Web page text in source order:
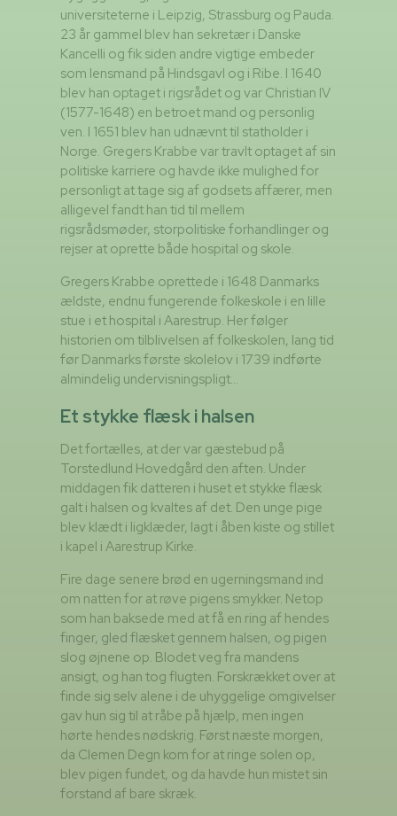
universiteterne i Leipzig, Strassburg og Pauda.
23 år gammel blev han sekretær i Danske
Kancelli og fik siden andre vigtige embeder
som lensmand på Hindsgavl og i Ribe. I 1640
blev han optaget i rigsrådet og var Christian IV
(1577-1648) en betroet mand og personlig
ven. I 1651 blev han udnævnt til statholder i
Norge. Gregers Krabbe var travlt optaget af sin
politiske karriere og havde ikke mulighed for
personligt at tage sig af godsets affærer, men
alligevel fandt han tid til mellem
rigsrådsmøder, storpolitiske forhandlinger og
rejser at oprette både hospital og skole.
Gregers Krabbe oprettede i 1648 Danmarks
ældste, endnu fungerende folkeskole i en lille
stue i et hospital i Aarestrup. Her følger
historien om tilblivelsen af folkeskolen, lang tid
før Danmarks første skolelov i 1739 indførte
almindelig undervisningspligt…
Et stykke flæsk i halsen
Det fortælles, at der var gæstebud på
Torstedlund Hovedgård den aften. Under
middagen fik datteren i huset et stykke flæsk
galt i halsen og kvaltes af det. Den unge pige
blev klædt i ligklæder, lagt i åben kiste og stillet
i kapel i Aarestrup Kirke.
Fire dage senere brød en ugerningsmand ind
om natten for at røve pigens smykker. Netop
som han baksede med at få en ring af hendes
finger, gled flæsket gennem halsen, og pigen
slog øjnene op. Blodet veg fra mandens
ansigt, og han tog flugten. Forskrækket over at
finde sig selv alene i de uhyggelige omgivelser
gav hun sig til at råbe på hjælp, men ingen
hørte hendes nødskrig. Først næste morgen,
da Clemen Degn kom for at ringe solen op,
blev pigen fundet, og da havde hun mistet sin
forstand af bare skræk.